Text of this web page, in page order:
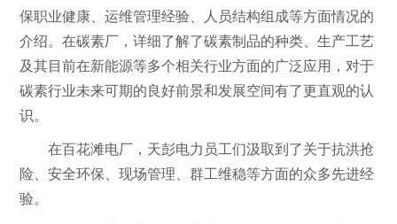
保职业健康、运维管理经验、人员结构组成等方面情况的
介绍。在碳素厂，详细了解了碳素制品的种类、生产工艺
及其目前在新能源等多个相关行业方面的广泛应用，对于
碳素行业未来可期的良好前景和发展空间有了更直观的认
识。
在百花滩电厂，天彭电力员工们汲取到了关于抗洪抢
险、安全环保、现场管理、群工维稳等方面的众多先进经
验。